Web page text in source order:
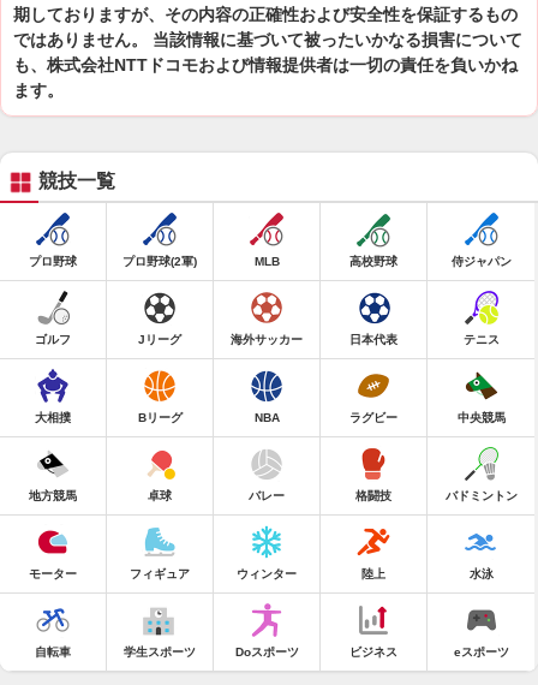
期しておりますが、その内容の正確性および安全性を保証するもの
ではありません。 当該情報に基づいて被ったいかなる損害について
も、株式会社NTTドコモおよび情報提供者は一切の責任を負いかね
ます。
競技一覧
プロ野球 プロ野球(2軍) MLB 高校野球 侍ジャパン
ゴルフ Jリーグ 海外サッカー 日本代表 テニス
大相撲 Bリーグ NBA ラグビー 中央競馬
地方競馬 卓球 バレー 格闘技 バドミントン
モーター フィギュア ウィンター 陸上 水泳
自転車 学生スポーツ Doスポーツ ビジネス eスポーツ